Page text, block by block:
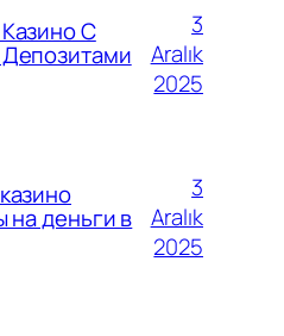
С
3
Aralık
2025
на деньги в
3
Aralık
2025